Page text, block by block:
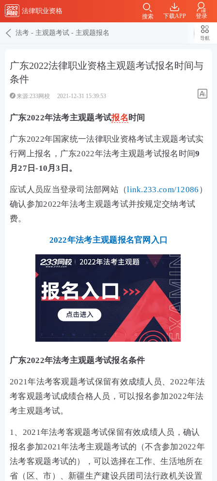
法律职业资格
下载APP 登录
搜索
法考 - 主观题考试 - 主观题报名
导航
广东2022法律职业资格主观题考试报名时间与
条件
来源:233网校 2021-12-31 15:39:53
广东2022年法考主观题考试报名时间
广东2022年国家统一法律职业资格考试主观题考试实
行网上报名，广东2022年法考主观题考试报名时间9
月27日-10月3日。
应试人员应当登录司法部网站（link.233.com/12086 ）
确认参加2022年法考主观题考试并按规定交纳考试
费。
2022年法考主观题报名官网入口
广东2022年法考主观题考试报名条件
2021年法考客观题考试保留有效成绩人员、2022年法
考客观题考试成绩合格人员，可以报名参加2022年法
考主观题考试。
1、2021年法考客观题考试保留有效成绩人员，确认
报名参加2021年法考主观题考试的（不含参加2022年
法考客观题考试的），可以选择在工作、生活地所在
省（区、市）、新疆生产建设兵团司法行政机关设置